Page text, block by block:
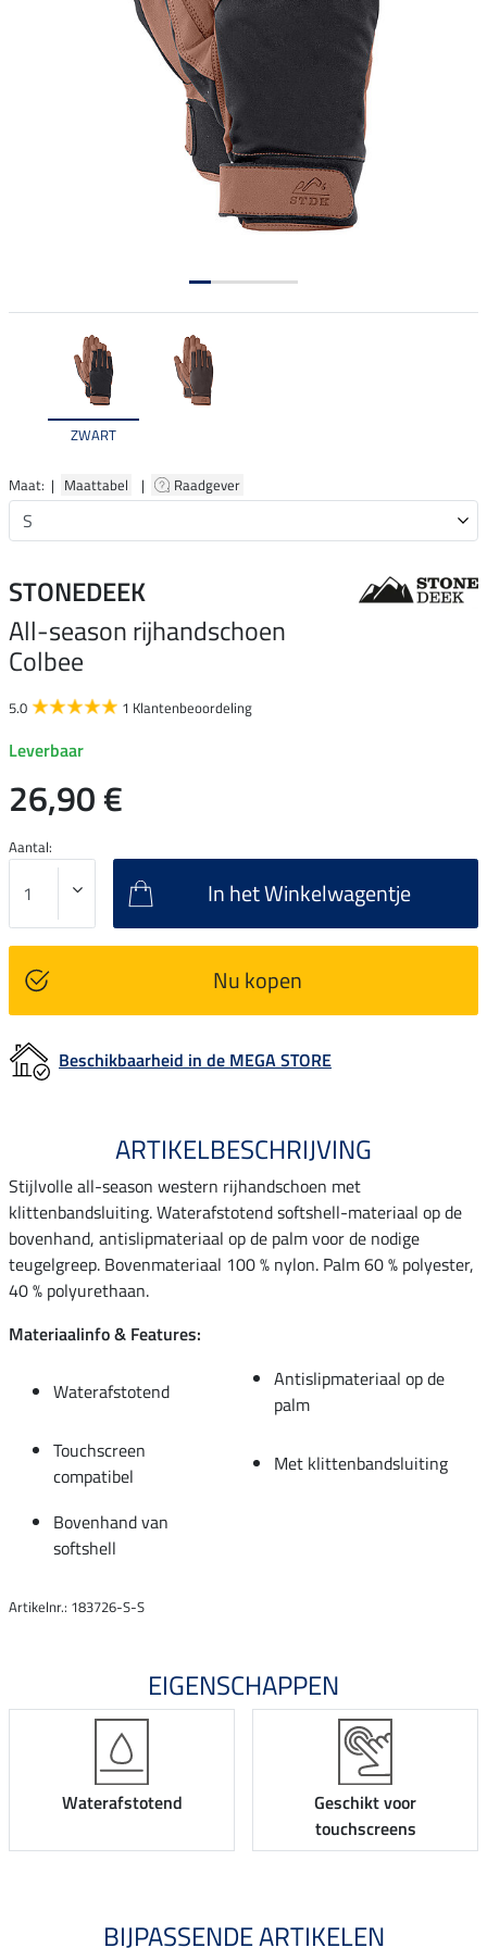
ZWART
Maat: | Maattabel | Raadgever
STONEDEEK
All-season rijhandschoen
Colbee
5.0 1 Klantenbeoordeling
Leverbaar
26,90 €
Aantal:
In het Winkelwagentje
Nu kopen
Beschikbaarheid in de MEGA STORE
ARTIKELBESCHRIJVING
Stijlvolle all-season western rijhandschoen met
klittenbandsluiting. Waterafstotend softshell-materiaal op de
bovenhand, antislipmateriaal op de palm voor de nodige
teugelgreep. Bovenmateriaal 100 % nylon. Palm 60 % polyester,
40 % polyurethaan.
Materiaalinfo & Features:
Waterafstotend
Antislipmateriaal op de
palm
Touchscreen
compatibel
Met klittenbandsluiting
Bovenhand van
softshell
Artikelnr.: 183726-S-S
EIGENSCHAPPEN
Waterafstotend
Geschikt voor
touchscreens
BIJPASSENDE ARTIKELEN